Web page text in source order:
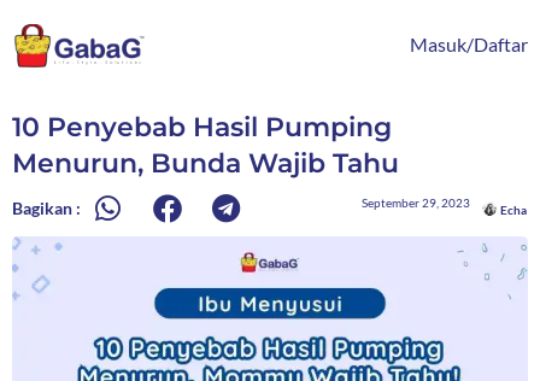
ke
konten
Masuk/Daftar
10 Penyebab Hasil Pumping
Menurun, Bunda Wajib Tahu
Bagikan : September 29, 2023
Echa